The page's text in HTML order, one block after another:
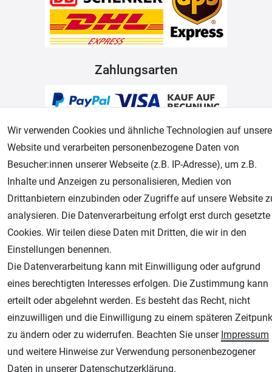
Zahlungsarten
Geprüfter Shop
AGB Widerrufsrecht Datenschutz Impressum
Unsere weiteren Shops:
Wir verwenden Cookies und ähnliche Technologien auf
Website und verarbeiten personenbezogene Daten von
Besucher:innen unserer Webseite (z.B. IP-Adresse), um z.B.
Inhalte und Anzeigen zu personalisieren, Medien von
Drittanbietern einzubinden oder Zugriffe auf unsere Website
analysieren. Die Datenverarbeitung erfolgt erst durch gesetzte
Cookies. Wir teilen diese Daten mit Dritten, die wir in den
Einstellungen benennen.
Die Datenverarbeitung kann mit Einwilligung oder aufgrund
eines berechtigten Interesses erfolgen. Die Zustimmung kann
erteilt oder abgelehnt werden. Es besteht das Recht, nicht
einzuwilligen und die Einwilligung zu einem späteren
zu ändern oder zu widerrufen. Beachten Sie unser Impressum
und weitere Hinweise zur Verwendung personenbezogener
Daten in unserer Daten­schutz­erklärung.